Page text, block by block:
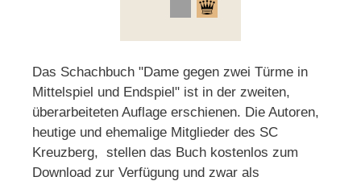
Das Schachbuch "Dame gegen zwei Türme in
Mittelspiel und Endspiel" ist in der zweiten,
überarbeiteten Auflage erschienen. Die Autoren,
heutige und ehemalige Mitglieder des SC
Kreuzberg, stellen das Buch kostenlos zum
Download zur Verfügung und zwar als